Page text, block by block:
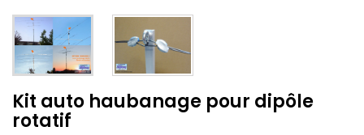
Kit auto haubanage pour dipôle
rotatif